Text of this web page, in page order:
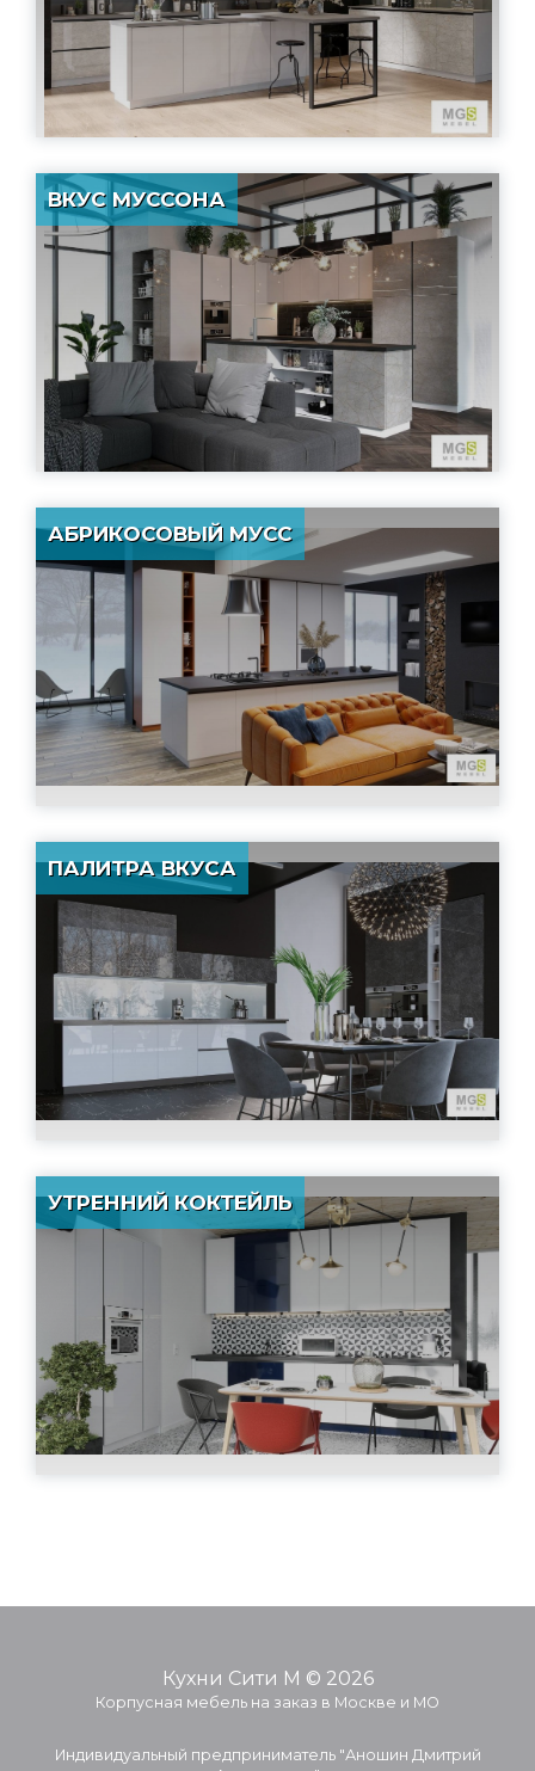
ВКУС МУССОНА
АБРИКОСОВЫЙ МУСС
ПАЛИТРА ВКУСА
УТРЕННИЙ КОКТЕЙЛЬ
Кухни Сити М © 2026
Корпусная мебель на заказ в Москве и МО
Индивидуальный предприниматель "Аношин Дмитрий